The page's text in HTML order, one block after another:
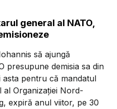
general al NATO,
să ajungă
presupune demisia sa din
pentru că mandatul
Organizației Nord-
expiră anul viitor, pe 30